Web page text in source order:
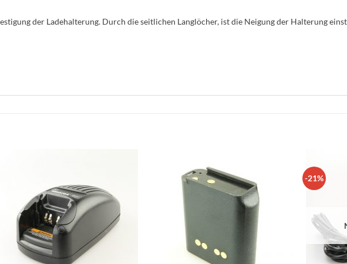
der Ladehalterung. Durch die seitlichen Langlöcher, ist die Neigung der Halterung
-21%